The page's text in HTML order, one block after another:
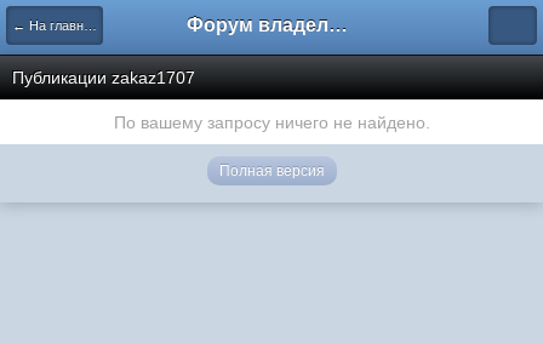
← На главную Форум владельцев интернет-магазинов
Публикации zakaz1707
По вашему запросу ничего не найдено.
Полная версия